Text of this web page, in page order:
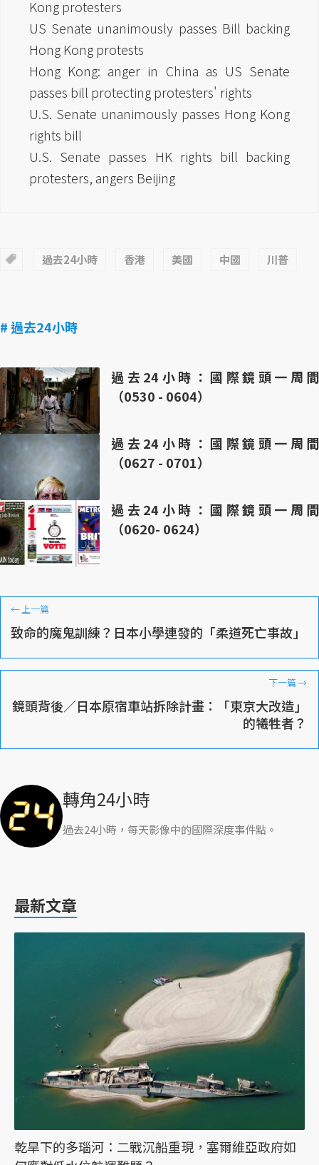
Kong protesters
US Senate unanimously passes Bill backing
Hong Kong protests
Hong Kong: anger in China as US Senate
passes bill protecting protesters' rights
U.S. Senate unanimously passes Hong Kong
rights bill
U.S. Senate passes HK rights bill backing
protesters, angers Beijing
過去24小時 香港 美國 中國 川普
# 過去24小時
過去24小時：國際鏡頭一周間
（0530 - 0604）
過去24小時：國際鏡頭一周間
（0627 - 0701）
過去24小時：國際鏡頭一周間
（0620- 0624）
←上一篇
致命的魔鬼訓練？日本小學連發的「柔道死亡事故」
下一篇→
鏡頭背後／日本原宿車站拆除計畫：「東京大改造」
的犧牲者？
轉角24小時
過去24小時，每天影像中的國際深度事件點。
最新文章
乾旱下的多瑙河：二戰沉船重現，塞爾維亞政府如